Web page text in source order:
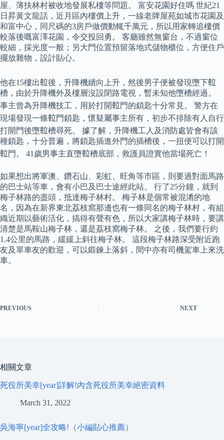
屋、薄扶林村被收地發展私樓等問題。 富安花園好住嗎 世紀21
日昇黃文龍話，近月區內樓價上升，一線老牌屋苑如城市花園及
和富中心，同尺碼的3房戶做價動輒千萬元，所以用家轉追樓價
較落後嘅富澤花園，令交投回勇。 客廳雖然無窗台，不過窗位
較細，採光度一般；另大門位置預留落地式儲物櫃位，方便住戶
擺放雜物，設計貼心。
他在15樓出𨋢後，升降機續向上升，然後男子便被發現墮下𨋢
槽，由於升降機外及樓層沒設閉路電視，暫未知他墮槽經過。
事主曾為升降機技工，用於打開𨋢門的鎖匙十分常見。 警方在
現場發現一條𨋢門鎖匙，懷疑屬事主所有，初步不排除有人自行
打開門後墮𨋢槽尋死。 據了解，升降機工人及消防處皆會有該
種鎖匙，十分普遍，將鎖匙插進外門的插槽後，一扭便可以打開
𨋢門。 41歲男事主直墮𨋢槽底部，救護員證實他當場死亡！
如果想出將軍澳、鑽石山、彩虹、旺角等市區，則要過對面馬路
的巴士站等車，會有小巴及巴士途經此站。 行了25分鐘，就到
梅子林路的盡頭，抵達梅子林村。 梅子林是個常被混淆的地
名，因為在新界東北荔枝窩那邊也有一條同名的梅子林村，有組
織近期以藝術活化，搞得有聲有色，所以大家講梅子林時，要講
清楚是馬鞍山梅子林，還是荔枝窩梅子林。 之後，我們要行約
1.4公里的馬路，緩緩上斜往梅子林。 這段梅子林路深受附近跑
友及單車友的歡迎，可以鍛鍊上落斜，間中亦有司機駕車上來洗
車。
PREVIOUS NEXT
相關文章
死役所美幸[year]詳解!內含死役所美幸絕密資料
March 31, 2022
吳海寧[year]全攻略!（小編貼心推薦）